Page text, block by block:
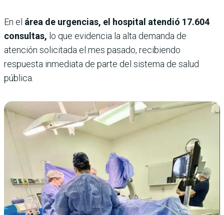
En el área de urgencias, el hospital atendió 17.604
consultas, lo que evidencia la alta demanda de
atención solicitada el mes pasado, recibiendo
respuesta inmediata de parte del sistema de salud
pública.